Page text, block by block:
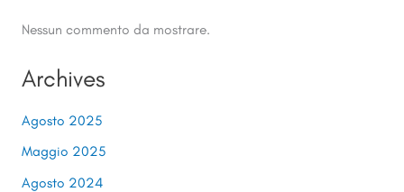
Nessun commento da mostrare.
Archives
Agosto 2025
Maggio 2025
Agosto 2024